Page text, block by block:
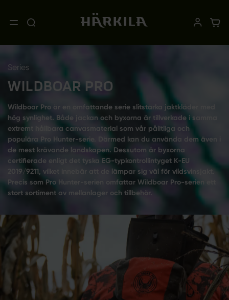
Series
WILDBOAR PRO
Wildboar Pro är en omfattande serie slitstarka jaktkläder med
hög synlighet. Både jackan och byxorna är tillverkade i samma
extremt hållbara canvasmaterial som vår pålitliga och
populära Pro Hunter-serie. Därmed kan du använda dem även i
de mest krävande landskapen. Dessutom är byxorna
certifierade enligt det tyska EG-typkontrollintyget K-EU
2019/9211, vilket innebär att de lämpar sig väl för vildsvinsjakt.
Precis som Pro Hunter-serien omfattar Wildboar Pro-serien ett
stort sortiment av mellanlager och tillbehör.